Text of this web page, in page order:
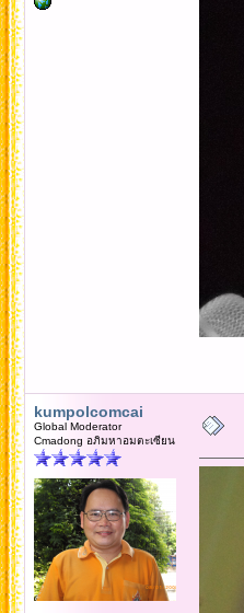
kumpolcomcai
Global Moderator
Cmadong อภิมหาอมตะเซียน